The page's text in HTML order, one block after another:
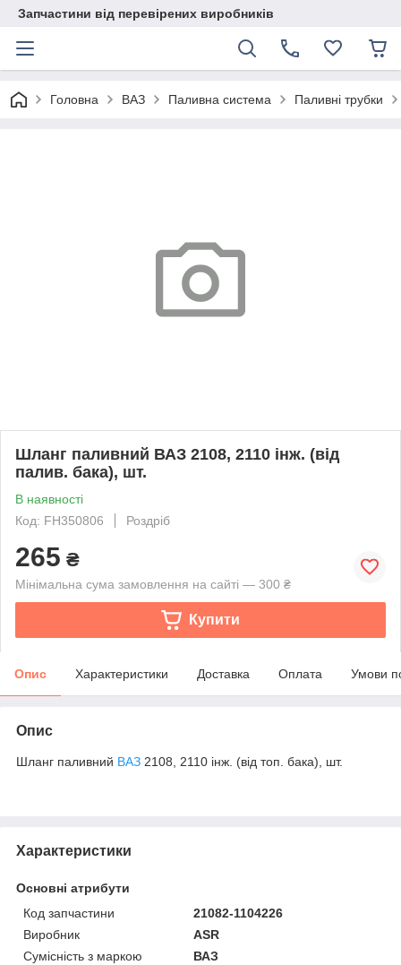
Запчастини від перевірених виробників
Головна ВАЗ Паливна система Паливні трубки
Шланг паливний ВАЗ 2108, 2110 інж. (від
палив. бака), шт.
В наявності
Код: FH350806
Роздріб
265 ₴
Мінімальна сума замовлення на сайті — 300 ₴
Купити
Опис Характеристики Доставка Оплата Умови
Опис
Шланг паливний ВАЗ 2108, 2110 інж. (від топ. бака), шт.
Характеристики
Основні атрибути
Код запчастини
21082-1104226
Виробник
ASR
Сумісність з маркою
ВАЗ